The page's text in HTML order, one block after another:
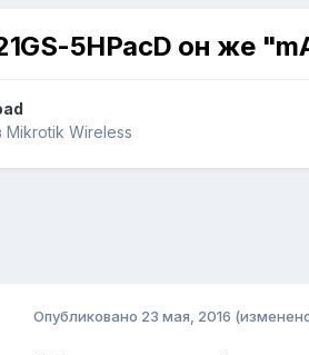
5HPacD он же
Mikrotik Wireless
Опубликовано 23 мая, 2016